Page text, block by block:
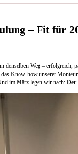
– Fit für
denselben Weg – erfolgreich,
Know-how unserer
im März legen wir nach:Der